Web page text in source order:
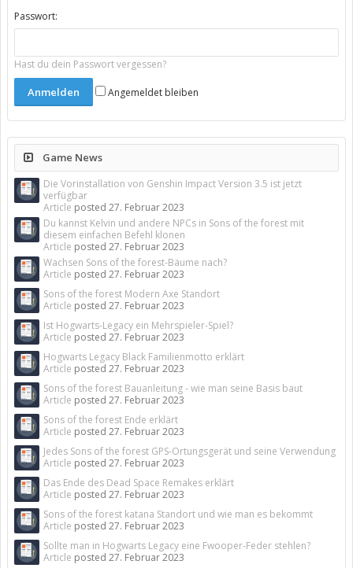
Passwort:
Hast du dein Passwort vergessen?
Angemeldet bleiben
Game News
Die Vorinstallation von Genshin Impact Version 3.5 ist jetzt
verfügbar
Article posted 27. Februar 2023
Du kannst Kelvin und andere NPCs in Sons of the forest mit
diesem einfachen Befehl klonen
Article posted 27. Februar 2023
Wachsen Sons of the forest-Bäume nach?
Article posted 27. Februar 2023
Sons of the forest Modern Axe Standort
Article posted 27. Februar 2023
Ist Hogwarts-Legacy ein Mehrspieler-Spiel?
Article posted 27. Februar 2023
Hogwarts Legacy Black Familienmotto erklärt
Article posted 27. Februar 2023
Sons of the forest Bauanleitung - wie man seine Basis baut
Article posted 27. Februar 2023
Sons of the forest Ende erklärt
Article posted 27. Februar 2023
Jedes Sons of the forest GPS-Ortungsgerät und seine Verwendung
Article posted 27. Februar 2023
Das Ende des Dead Space Remakes erklärt
Article posted 27. Februar 2023
Sons of the forest katana Standort und wie man es bekommt
Article posted 27. Februar 2023
Sollte man in Hogwarts Legacy eine Fwooper-Feder stehlen?
Article posted 27. Februar 2023